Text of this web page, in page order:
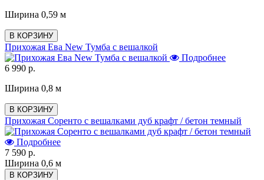
Ширина 0,59 м
В КОРЗИНУ
Прихожая Ева New Тумба с вешалкой
Подробнее
6 990 р.
Ширина 0,8 м
В КОРЗИНУ
Прихожая Соренто с вешалками дуб крафт / бетон темный
Подробнее
7 590 р.
Ширина 0,6 м
В КОРЗИНУ